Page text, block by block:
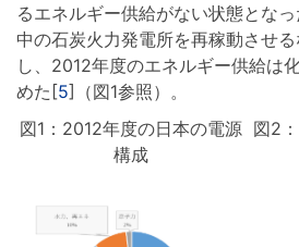
るエネルギー供給がない状態とな
中の石炭火力発電所を再稼動させ
し、2012年度のエネルギー供給は
めた[5]（図1参照）。
図1：2012年度の日本の電源
構成
図2